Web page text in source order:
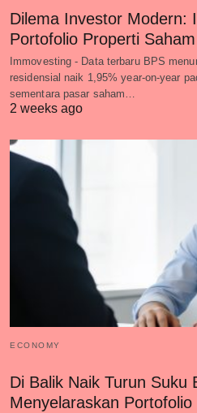
Dilema Investor Modern:
Portofolio Properti
Immovesting - Data terbaru BPS
residensial naik 1,95% year-on-year
sementara pasar saham…
2 weeks ago
ECONOMY
Di Balik Naik Turun Suku
Menyelaraskan